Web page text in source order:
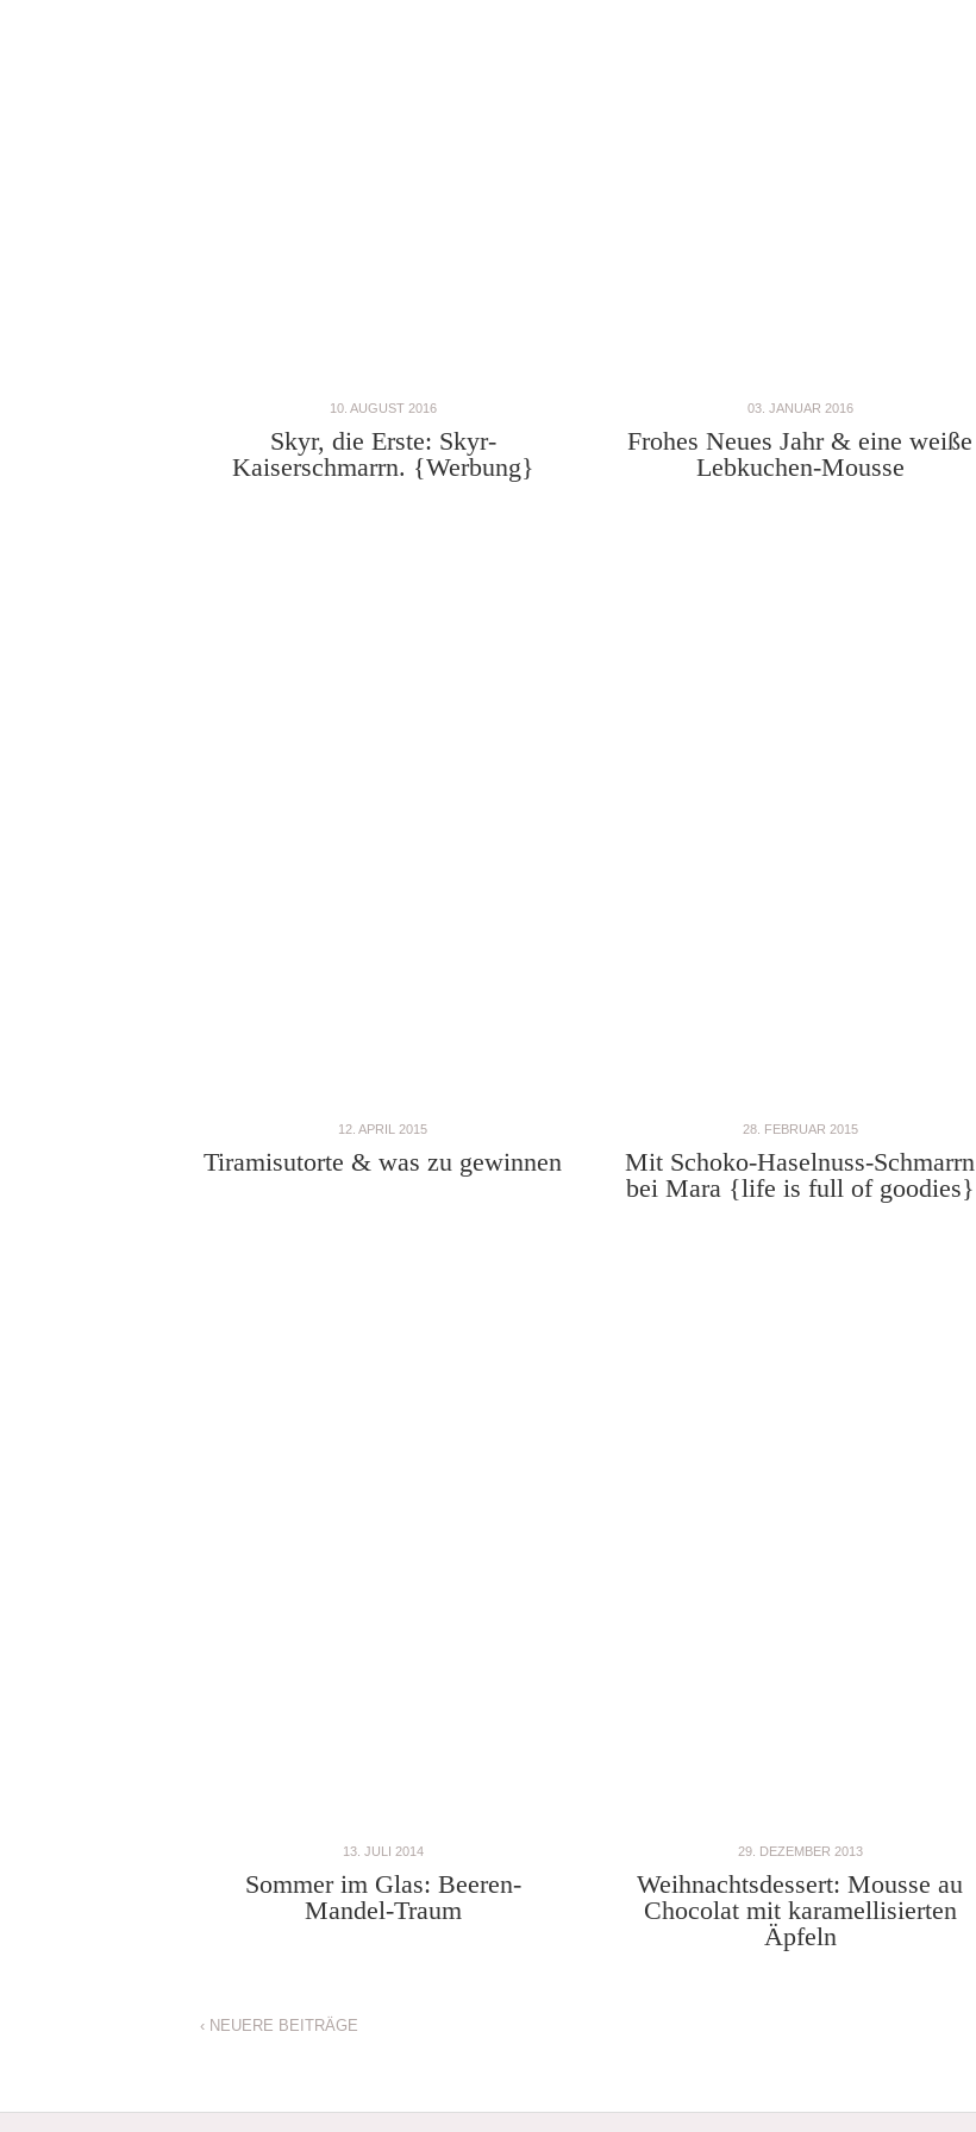
10. AUGUST 2016
Skyr, die Erste: Skyr-
Kaiserschmarrn. {Werbung}
03. JANUAR 2016
Frohes Neues Jahr & eine weiße
Lebkuchen-Mousse
12. APRIL 2015
Tiramisutorte & was zu gewinnen
28. FEBRUAR 2015
Mit Schoko-Haselnuss-Schmarrn
bei Mara {life is full of goodies}
13. JULI 2014
Sommer im Glas: Beeren-
Mandel-Traum
29. DEZEMBER 2013
Weihnachtsdessert: Mousse au
Chocolat mit karamellisierten
Äpfeln
‹ NEUERE BEITRÄGE